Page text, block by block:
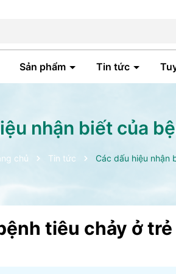
Sản phẩm Tin tức
nhận biết của
chủ Tin tức Các dấu hiệu nhận
tiêu chảy ở